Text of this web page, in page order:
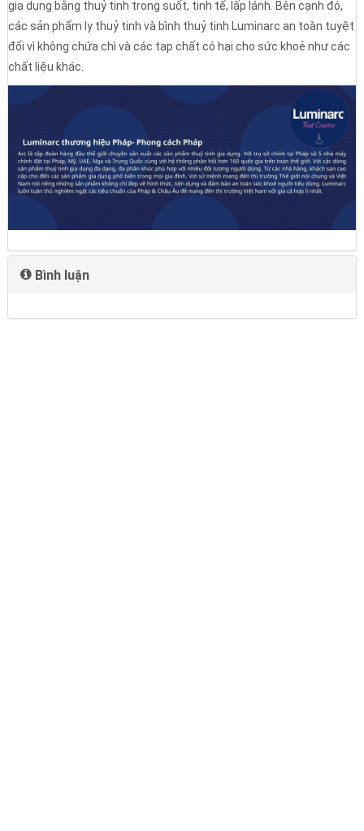
gia dụng bằng thuỷ tinh trong suốt, tinh tế, lấp lánh. Bên cạnh đó,
các sản phẩm ly thuỷ tinh và bình thuỷ tinh Luminarc an toàn tuyệt
đối vì không chứa chì và các tạp chất có hại cho sức khoẻ như các
chất liệu khác.
Bình luận